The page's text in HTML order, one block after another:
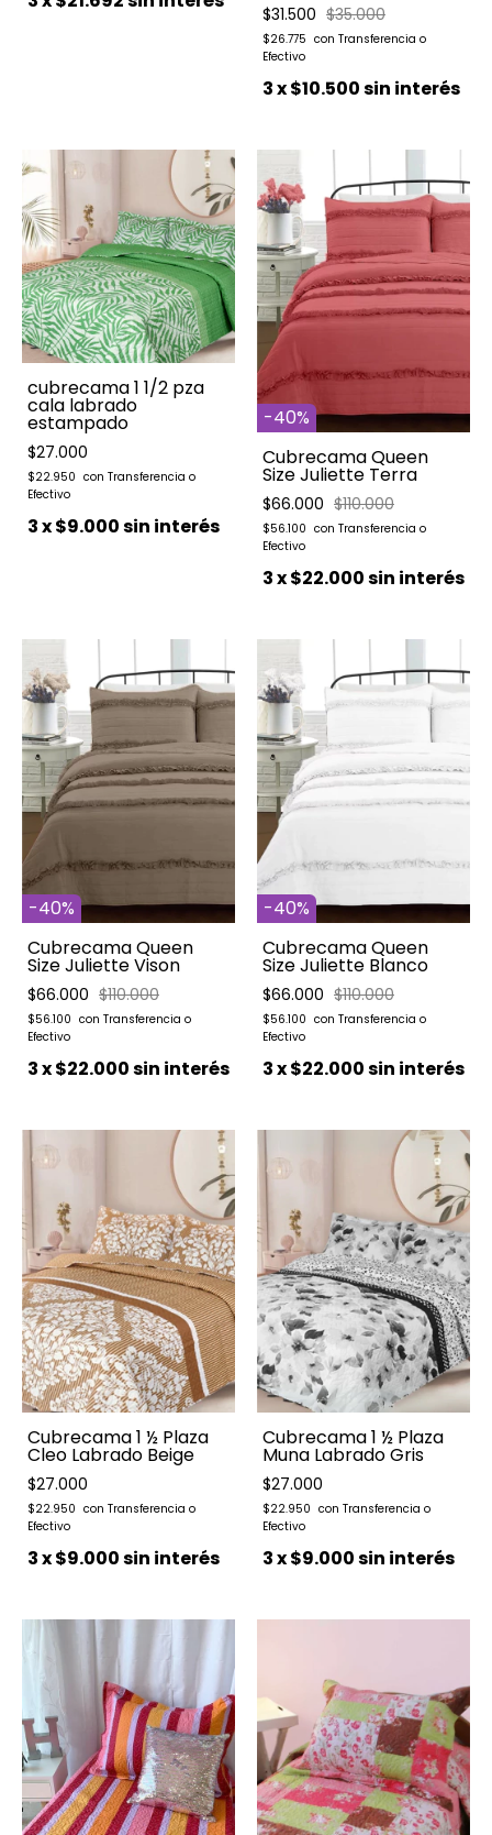
$31.500 $35.000
$26.775
3x$10.500sin interés
cubrecama 1 1/2 pza
cala labrado
estampado
$27.000
$22.950
3x$9.000sin interés
-40%
Cubrecama Queen
Size Juliette Terra
$66.000 $110.000
$56.100
3x$22.000sin interés
-40%
Cubrecama Queen
Size Juliette Vison
$66.000 $110.000
$56.100
3x$22.000sin interés
-40%
Cubrecama Queen
Size Juliette Blanco
$66.000 $110.000
$56.100
3x$22.000sin interés
Cubrecama 1 ½ Plaza
Cleo Labrado Beige
$27.000
$22.950
3x$9.000sin interés
Cubrecama 1 ½ Plaza
Muna Labrado Gris
$27.000
$22.950
3x$9.000sin interés